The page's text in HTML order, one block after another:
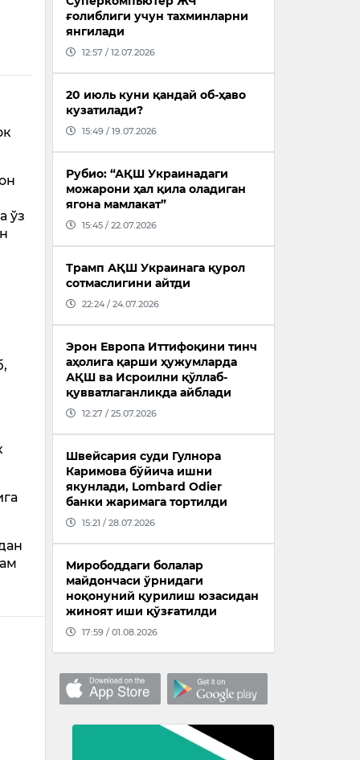
ўз
ғолиблиги учун тахминларни
янгилади
12:57 / 12.07.2026
20 июль куни қандай об-ҳаво
кузатилади?
15:49 / 19.07.2026
Рубио: “АҚШ Украинадаги
можарони ҳал қила оладиган
ягона мамлакат”
15:45 / 22.07.2026
Трамп АҚШ Украинага қурол
сотмаслигини айтди
22:24 / 24.07.2026
Эрон Европа Иттифоқини тинч
аҳолига қарши ҳужумларда
АҚШ ва Исроилни қўллаб-
қувватлаганликда айблади
12:27 / 25.07.2026
Швейсария суди Гулнора
Каримова бўйича ишни
якунлади, Lombard Odier
банки жаримага тортилди
15:21 / 28.07.2026
Мирободдаги болалар
майдончаси ўрнидаги
ноқонуний қурилиш юзасидан
жиноят иши қўзғатилди
17:59 / 01.08.2026